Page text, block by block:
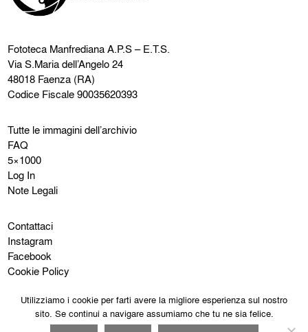
Fototeca ManfredianaA.P.S – E.T.S.
Via S.Maria dell’Angelo 24
48018 Faenza (RA)
Codice Fiscale 90035620393
Tutte le immagini dell’archivio
FAQ
5×1000
Log In
Note Legali
Contattaci
Instagram
Facebook
Cookie Policy
Utilizziamo i cookie per farti avere la migliore esperienza sul nostro
sito. Se continui a navigare assumiamo che tu ne sia felice.